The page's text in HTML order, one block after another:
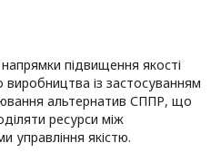
підвищення якості
виробництва із застосуванням
альтернатив СППР, що
ресурси між
управління якістю.